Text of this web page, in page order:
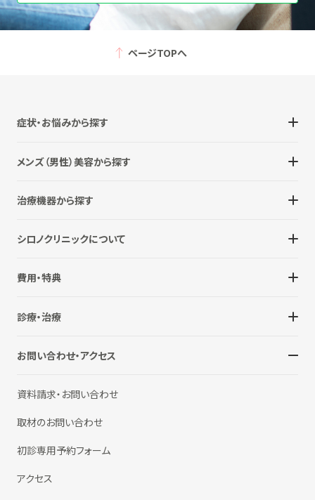
ページTOPへ
症状・お悩みから探す
メンズ（男性）美容から探す
治療機器から探す
シロノクリニックについて
費用・特典
診療・治療
お問い合わせ・アクセス
資料請求・お問い合わせ
取材のお問い合わせ
初診専用予約フォーム
アクセス